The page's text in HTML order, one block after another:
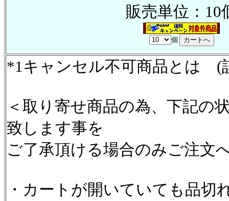
販売単位：10
個
*1キャンセル不可商品とは (
＜取り寄せ商品の為、下記の
致します事を
ご了承頂ける場合のみご注文
・カートが開いていても品切